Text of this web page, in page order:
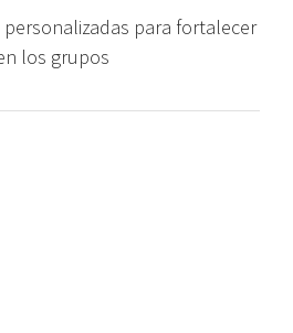
para fortalecer
los grupos